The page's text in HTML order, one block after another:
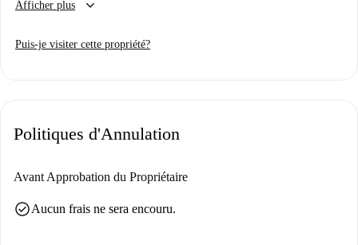
est accessible aux personnes de tous sexes et sans restriction de résidence.
Afficher plus keyboard_arrow_down
Puis-je visiter cette propriété?
Politiques d'Annulation
Avant Approbation du Propriétaire
check_circleAucun frais ne sera encouru.